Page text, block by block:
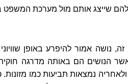
שייצג אותם מול מערכת המשפט
זה, נושה אמור להיפרע באופן
הנושים הם באותה מדרגה
נמצאות תביעות כמו מזונות.